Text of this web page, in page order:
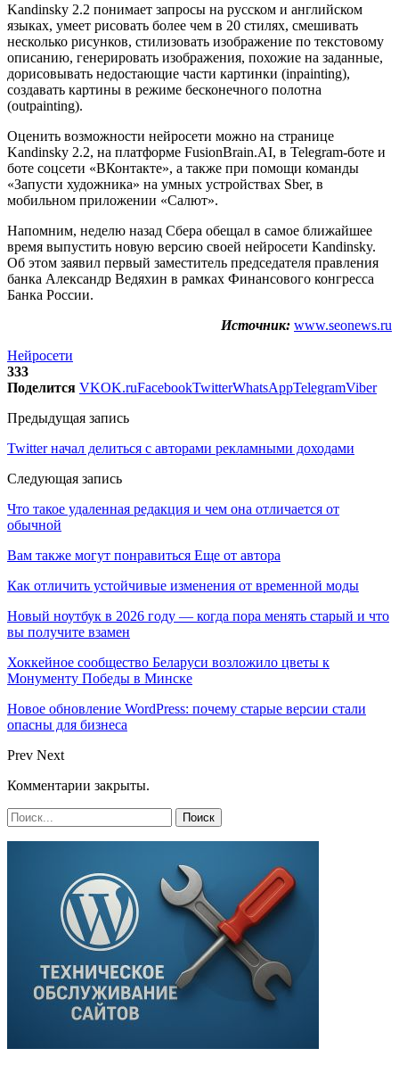
Kandinsky 2.2 понимает запросы на русском и английском
языках, умеет рисовать более чем в 20 стилях, смешивать
несколько рисунков, стилизовать изображение по текстовому
описанию, генерировать изображения, похожие на заданные,
дорисовывать недостающие части картинки (inpainting),
создавать картины в режиме бесконечного полотна
(outpainting).
Оценить возможности нейросети можно на странице
Kandinsky 2.2, на платформе FusionBrain.AI, в Telegram-боте и
боте соцсети «ВКонтакте», а также при помощи команды
«Запусти художника» на умных устройствах Sber, в
мобильном приложении «Салют».
Напомним, неделю назад Сбера обещал в самое ближайшее
время выпустить новую версию своей нейросети Kandinsky.
Об этом заявил первый заместитель председателя правления
банка Александр Ведяхин в рамках Финансового конгресса
Банка России.
Источник: www.seonews.ru
Нейросети
333
Поделится VKOK.ruFacebookTwitterWhatsAppTelegramViber
Предыдущая запись
Twitter начал делиться с авторами рекламными доходами
Следующая запись
Что такое удаленная редакция и чем она отличается от
обычной
Вам также могут понравиться Еще от автора
Как отличить устойчивые изменения от временной моды
Новый ноутбук в 2026 году — когда пора менять старый и что
вы получите взамен
Хоккейное сообщество Беларуси возложило цветы к
Монументу Победы в Минске
Новое обновление WordPress: почему старые версии стали
опасны для бизнеса
Prev Next
Комментарии закрыты.